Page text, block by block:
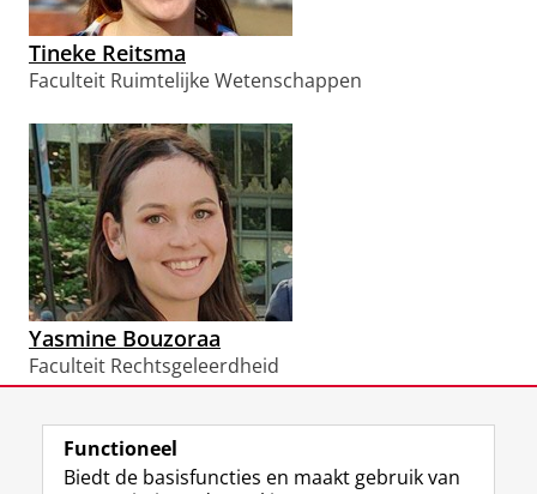
Tineke Reitsma
Faculteit Ruimtelijke Wetenschappen
Yasmine Bouzoraa
Faculteit Rechtsgeleerdheid
GUF-100 winnaars 2022
video te zien
View this page in:English
Functioneel
Biedt de basisfuncties en maakt gebruik van